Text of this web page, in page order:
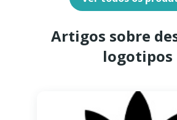
Artigos sobre
logotipos